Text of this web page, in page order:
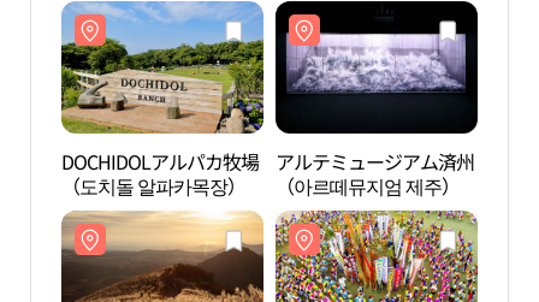
DOCHIDOLアルパカ牧場
（도치돌 알파카목장）
アルテミュージアム済州
（아르떼뮤지엄 제주）